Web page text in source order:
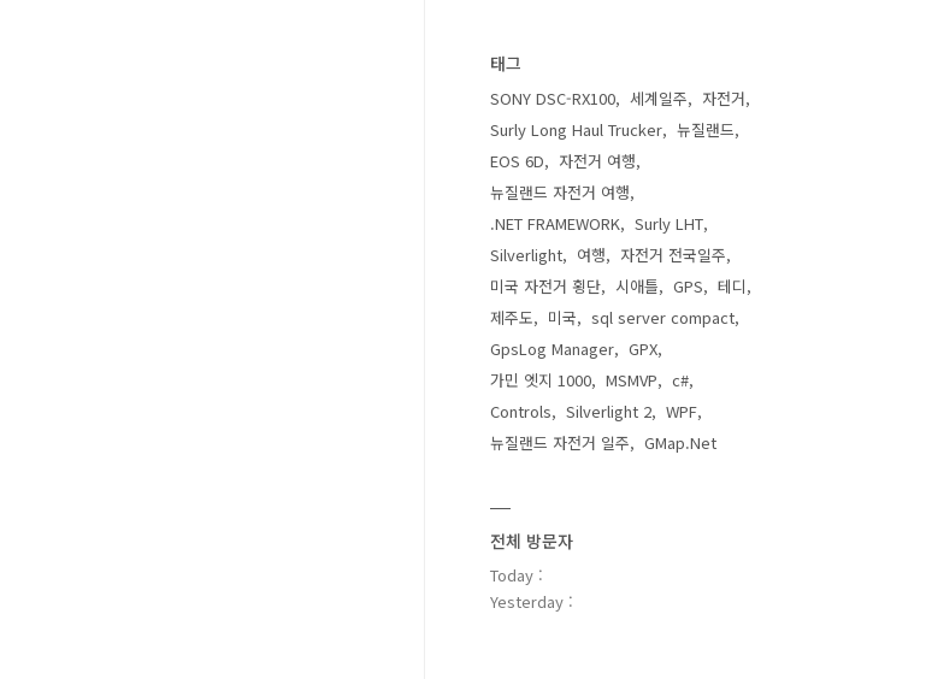
태그
SONY DSC-RX100 세계일주
자전거
Surly Long Haul Trucker
뉴질랜드
EOS 6D
자전거 여행
뉴질랜드 자전거 여행
.NET FRAMEWORK
Surly LHT
Silverlight
여행
자전거 전국일주
미국 자전거 횡단
시애틀 GPS
테디
제주도
미국
sql server compact
GpsLog Manager
GPX
가민 엣지 1000
MSMVP
c#
Controls
Silverlight 2
WPF
뉴질랜드 자전거 일주
GMap.Net
전체 방문자
Today :
Yesterday :